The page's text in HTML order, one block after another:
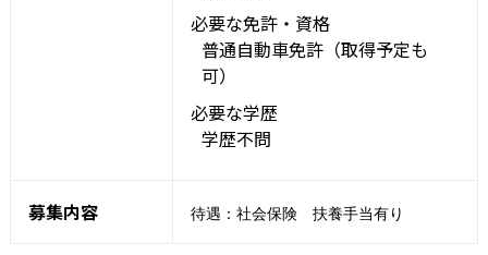
必要な免許・資格
普通自動車免許（取得予定も
可）
必要な学歴
学歴不問
募集内容 待遇：社会保険 扶養手当有り